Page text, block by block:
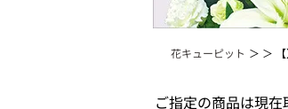
花キューピット
ご指定の商品は現在